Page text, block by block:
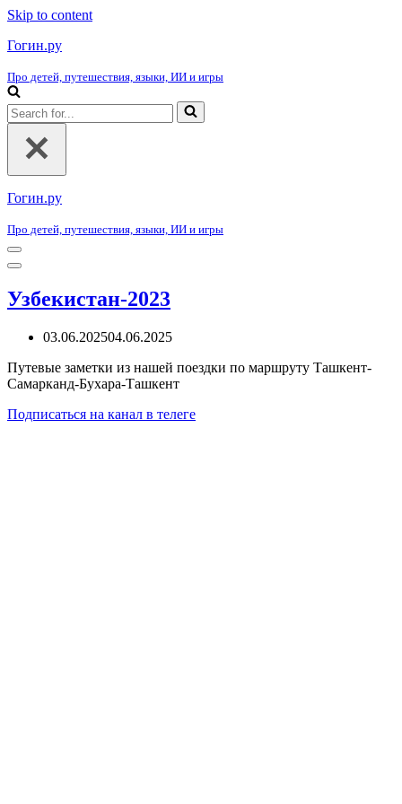
Skip to content
Гогин.ру
Про детей, путешествия, языки, ИИ и игры
Search
for...
Гогин.ру
Про детей, путешествия, языки, ИИ и игры
Navigation
Menu
Navigation
Узбекистан-2023
03.06.202504.06.2025
Путевые заметки из нашей поездки по маршруту Ташкент-
Самарканд-Бухара-Ташкент
Подписаться на канал в телеге